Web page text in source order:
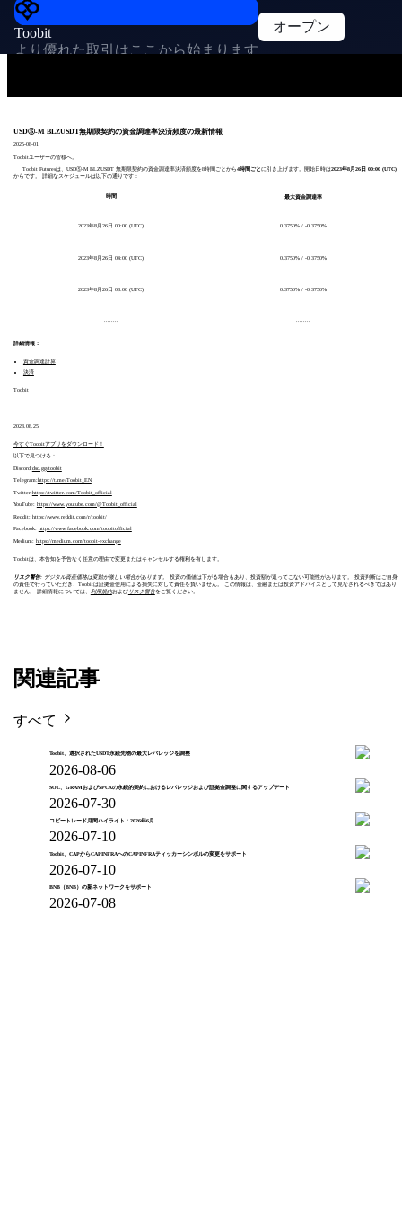
Toobit
より優れた取引はここから始まります
オープン
USDⓈ-M BLZUSDT無期限契約の資金調達率決済頻度の最新情報
2025-08-01
Toobitユーザーの皆様へ。
Toobit Futuresは、 USDⓈ-M BLZUSDT 無期限 契約の資金調達率決済頻度を8時間ごとから4時間ごとに引き上げます。開始日時は2023年8月26日 00:00 (UTC)
からです。
詳細なスケジュールは以下の通りです：
時間 最大資金調達率
2023年8月26日 00:00 (UTC) 0.3750% / -0.3750%
2023年8月26日 04:00 (UTC) 0.3750% / -0.3750%
2023年8月26日 08:00 (UTC) 0.3750% / -0.3750%
詳細情報：
資金調達計算
決済
Toobit
2023.08.25
今すぐToobitアプリをダウンロード！
以下で見つける：
Discord:dsc.gg/toobit
Telegram: https://t.me/Toobit_EN
Twitter:https://twitter.com/Toobit_official
YouTube: https://www.youtube.com/@Toobit_official
Reddit: https://www.reddit.com/r/toobit/
Facebook: https://www.facebook.com/toobitofficial
Medium: https://medium.com/toobit-exchange
Toobitは、本告知を予告なく任意の理由で変更またはキャンセルする権利を有します。
リスク警告: デジタル資産価格は変動が激しい場合があります。
投資の価値は下がる場合もあり、投資額が返ってこない可能性があります。 投資判断はご自身
の責任で行っていただき、Toobitは証拠金使用による損失に対して責任を負いません。 この情報は、金融または投資アドバイスとして見なされるべきではあり
ません。 詳細情報については、
利用規約およびリスク警告をご覧ください。
関連記事
すべて
Toobit、選択されたUSDT永続先物の最大レバレッジを調整
2026-08-06
SOL、GRAMおよびSPCXの永続的契約におけるレバレッジおよび証拠金調整に関するアップデート
2026-07-30
コピートレード月間ハイライト：2026年6月
2026-07-10
Toobit、CAPからCAPINFRAへのCAPINFRAティッカーシンボルの変更をサポート
2026-07-10
BNB（BNB）の新ネットワークをサポート
2026-07-08